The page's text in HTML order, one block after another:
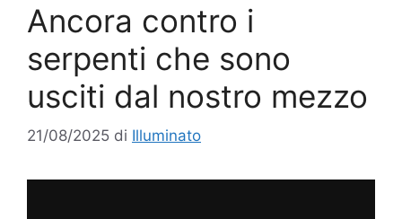
Ancora contro i
serpenti che sono
usciti dal nostro mezzo
21/08/2025 di Illuminato